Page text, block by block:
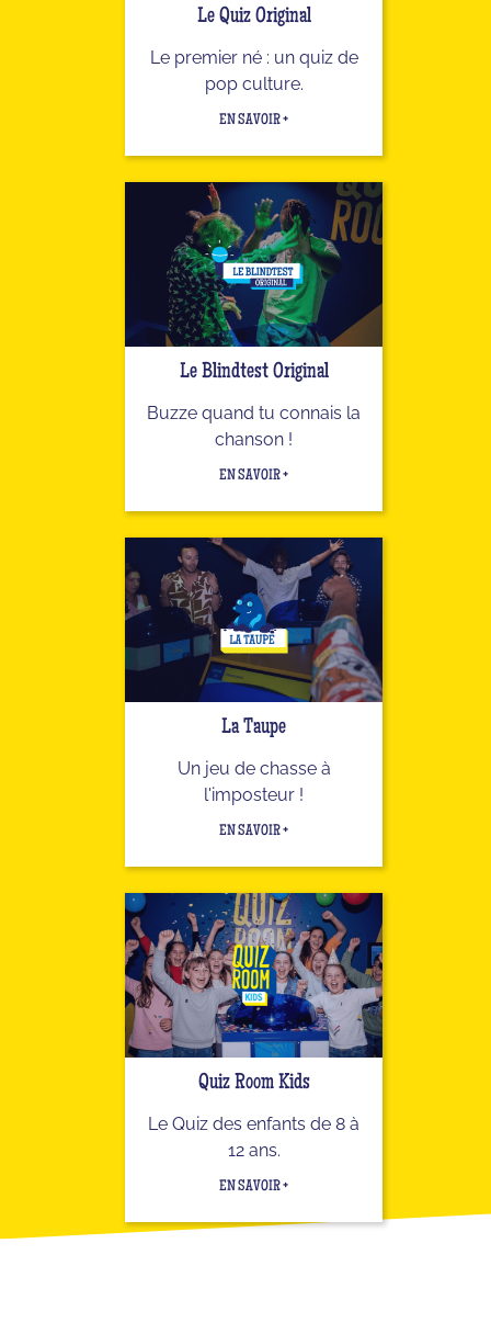
Le Quiz Original
Le premier né : un quiz de
pop culture.
EN SAVOIR +
Le Blindtest Original
Buzze quand tu connais la
chanson !
EN SAVOIR +
La Taupe
Un jeu de chasse à
l'imposteur !
EN SAVOIR +
Quiz Room Kids
Le Quiz des enfants de 8 à
12 ans.
EN SAVOIR +